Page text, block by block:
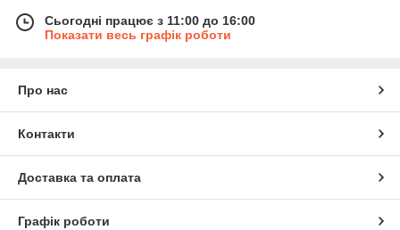
Сьогодні працює з 11:00 до 16:00
Показати весь графік роботи
Про нас
Контакти
Доставка та оплата
Графік роботи